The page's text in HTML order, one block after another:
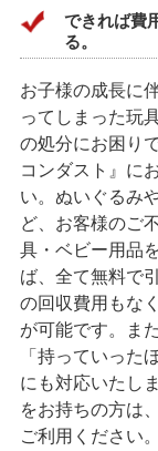
できれば費
る。
お子様の成長に
ってしまった玩
の処分にお困り
コンダスト』に
い。ぬいぐるみ
ど、お客様のご
具・ベビー用品
ば、全て無料で
の回収費用もな
が可能です。ま
「持っていった
にも対応いたし
をお持ちの方は
ご利用ください。